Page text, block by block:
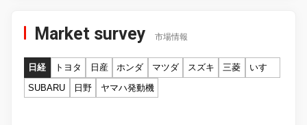
Market survey 市場情報
日経 トヨタ 日産 ホンダ マツダ スズキ 三菱
いすゞ
SUBARU
日野 ヤマハ発動機